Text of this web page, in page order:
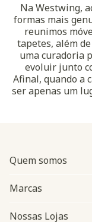
Na Westwing,
formas mais
reunimos
tapetes, além
uma curadoria
evoluir junto
Afinal, quando a
ser apenas um
Quem somos
Marcas
Nossas Lojas